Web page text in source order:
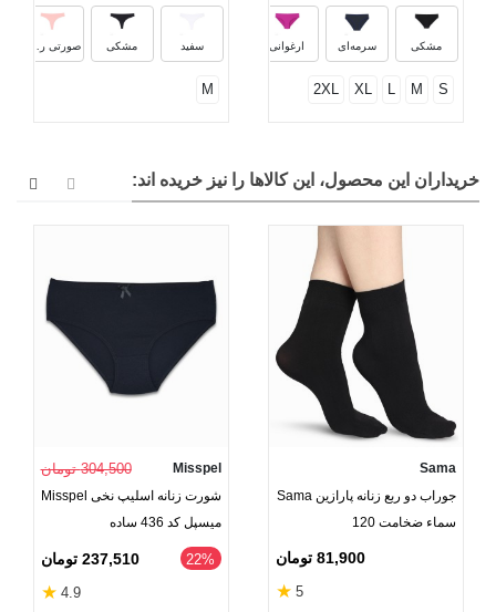
مشکی سرمه‌ای ارغوانی
مرجانی بنفش ملانژ
S
M
L
XL
2XL
سفید مشکی صورتی روشن
M
خریداران این محصول، این کالاها را نیز خریده اند:
Sama
جوراب دو ربع زنانه پارازین Sama
سماء ضخامت 120
81,900 تومان
5
★
Misspel 304,500 تومان
شورت زنانه اسلیپ نخی Misspel
میسپل کد 436 ساده
‎22% 237,510 تومان
4.9
★